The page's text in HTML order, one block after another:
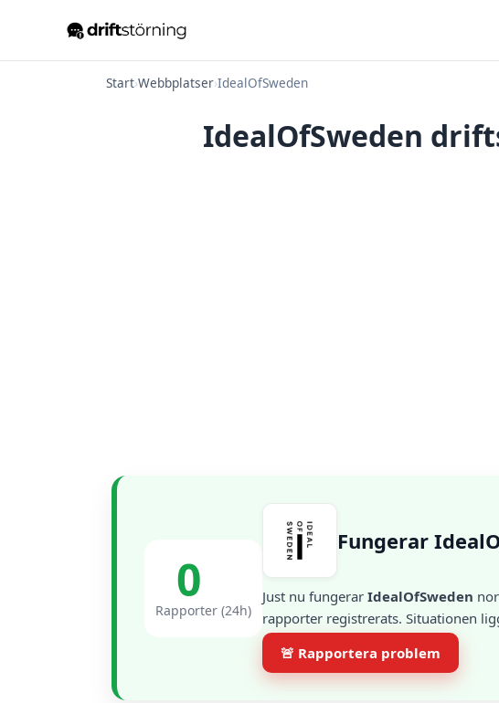
Start›Webbplatser›IdealOfSweden
IdealOfSweden
0
Rapporter (24h)
Fungerar
Just nu fungerar IdealOfSweden
rapporter registrerats. Situationen
🚨 Rapportera problem